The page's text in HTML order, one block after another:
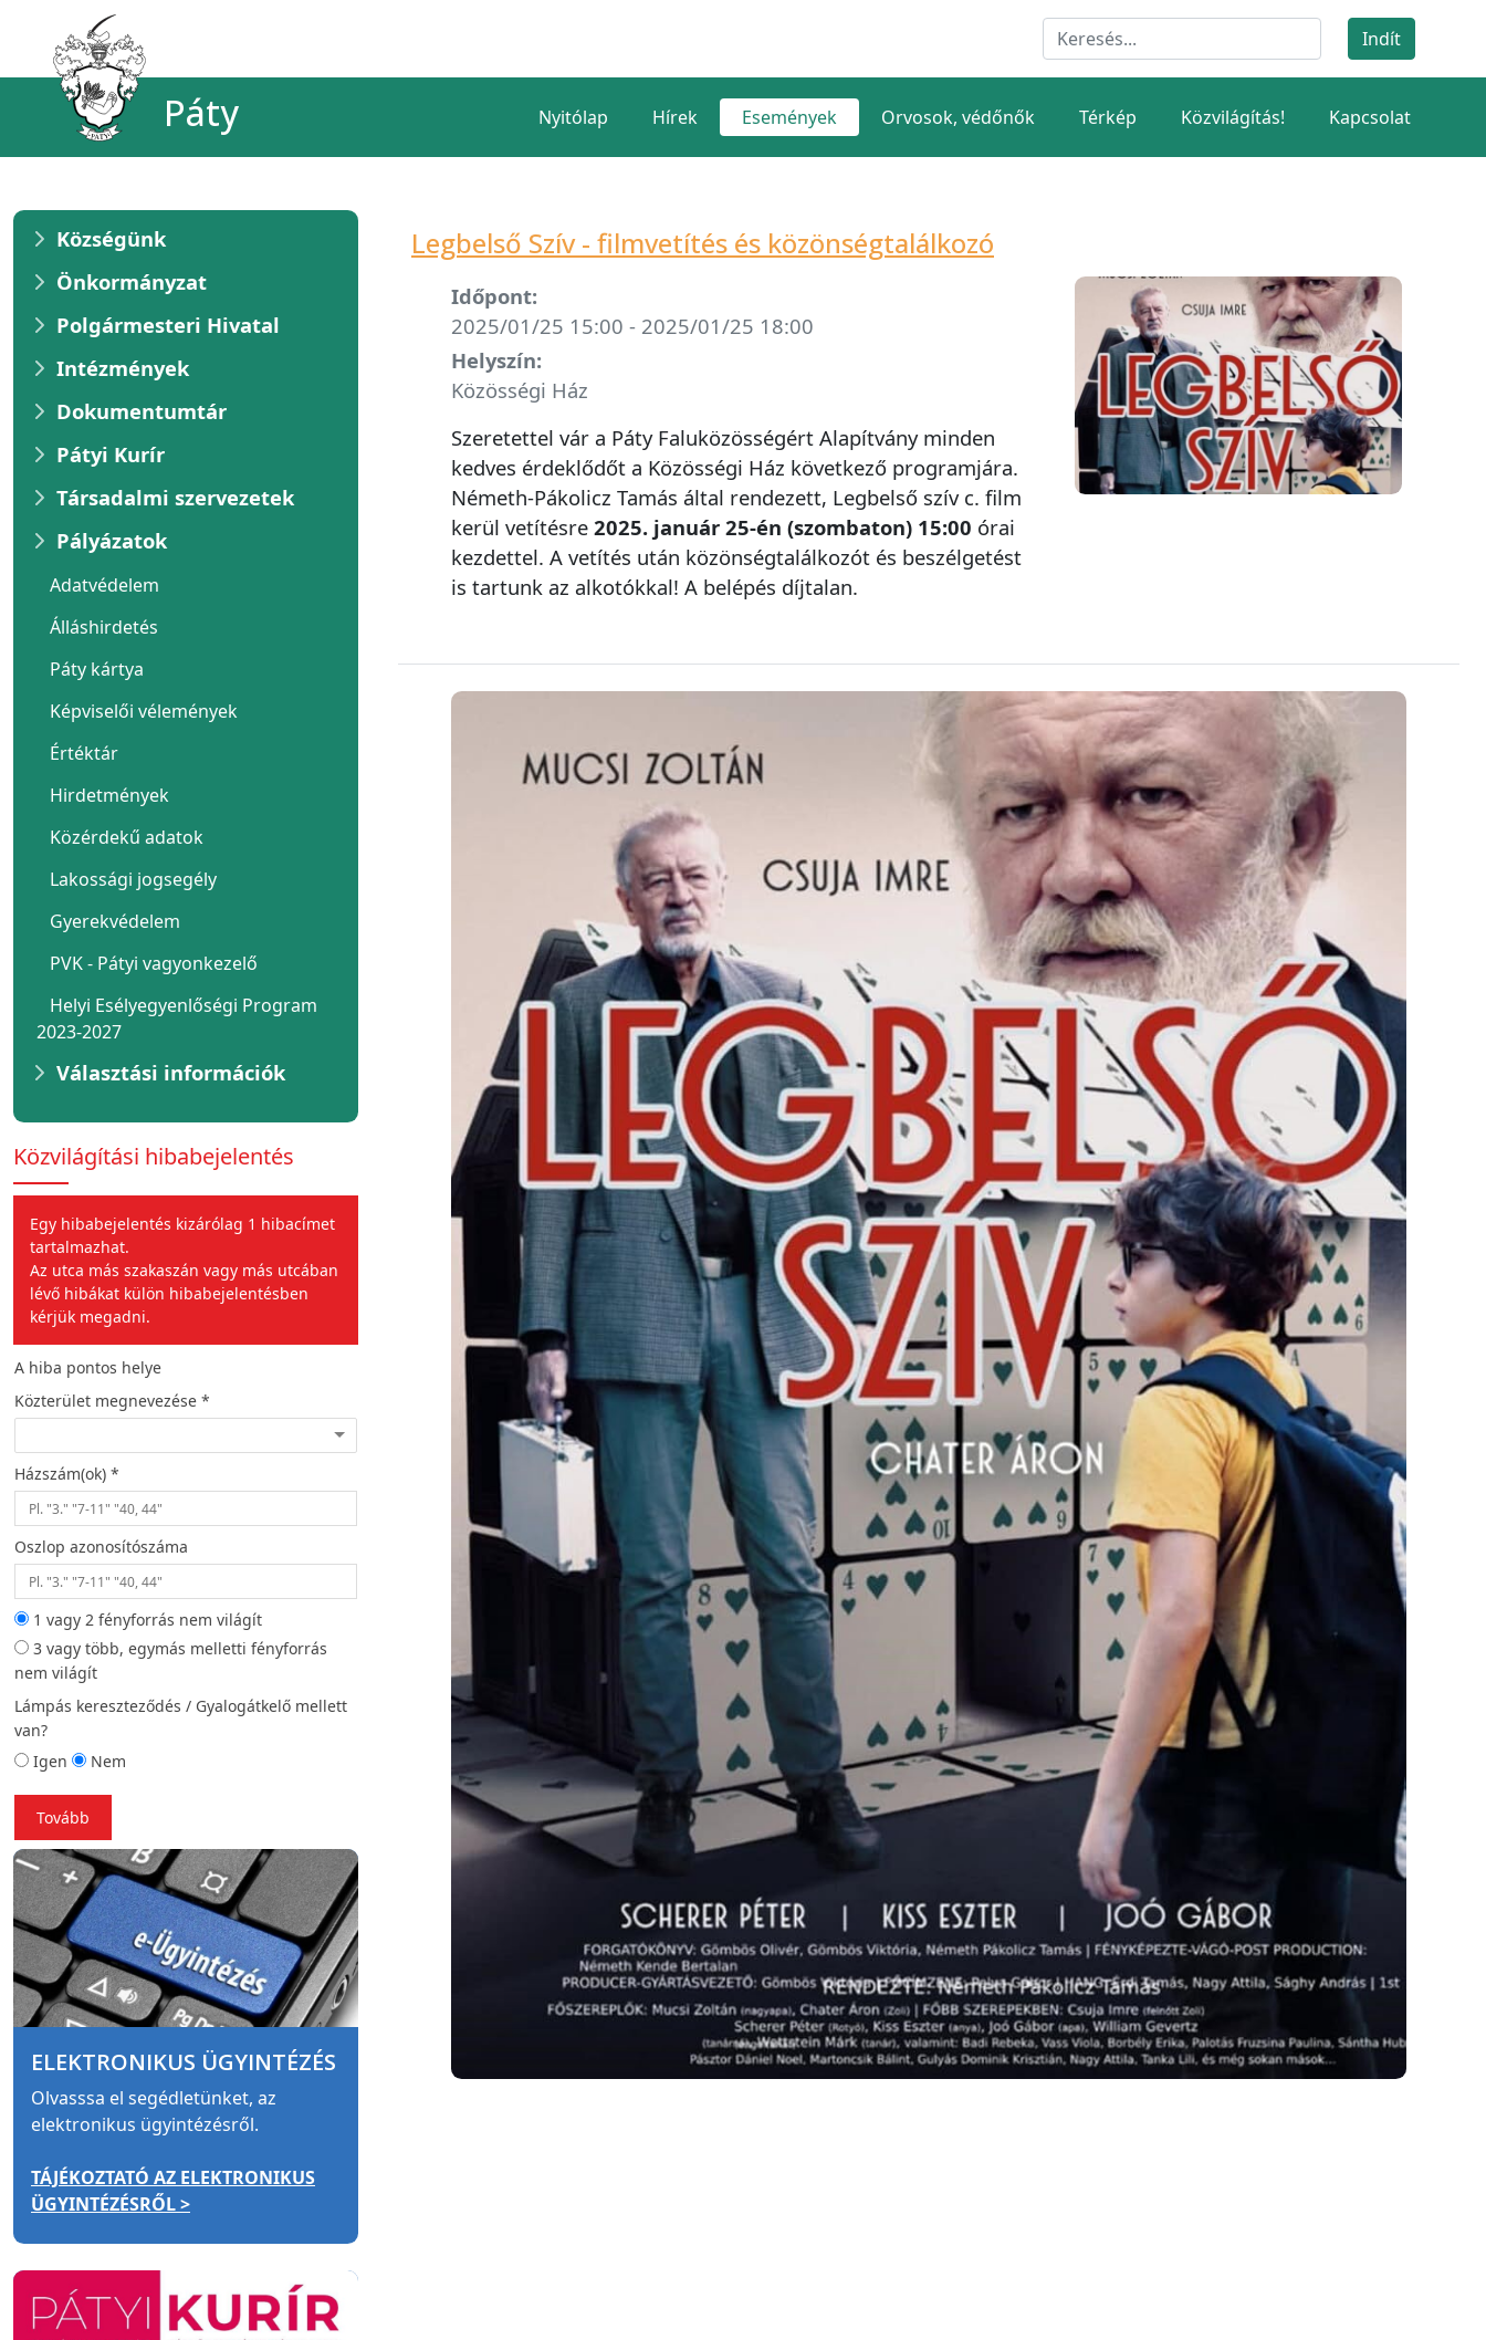
Páty Nyitólap Hírek Események Orvosok, védőnők Térkép Közvilágítás! Kapcsolat
Községünk
Önkormányzat
Polgármesteri Hivatal
Intézmények
Dokumentumtár
Pátyi Kurír
Társadalmi szervezetek
Pályázatok
Adatvédelem
Álláshirdetés
Páty kártya
Képviselői vélemények
Értéktár
Hirdetmények
Közérdekű adatok
Lakossági jogsegély
Gyerekvédelem
PVK - Pátyi vagyonkezelő
Helyi Esélyegyenlőségi Program
2023-2027
Választási információk
Közvilágítási hibabejelentés
Egy hibabejelentés kizárólag 1 hibacímet
tartalmazhat.
Az utca más szakaszán vagy más utcában
lévő hibákat külön hibabejelentésben
kérjük megadni.
A hiba pontos helye
Közterület megnevezése *
Házszám(ok) *
Oszlop azonosítószáma
1 vagy 2 fényforrás nem világít
3 vagy több, egymás melletti fényforrás
nem világít
Lámpás kereszteződés / Gyalogátkelő mellett
van?
Igen
Nem
Tovább
Helyszíni fotó (opcionális):
Bejelentő adatai
Bejelentő neve *
Email cím -a visszaigazoláshoz*
Telefonszám -hibacím esetleges pontosításához
Vissza Küldés
Fogadtuk hibabejelentését
Köszönjük, hogy bejelentésével is segíti a gyors
hibaelhárítást.
Tájékoztatjuk, hogy a 14:00 után bejelentett hibák
adatait a következő munkanapon tudjuk a
szerelőinknek továbbítani.
Új bejelentés
ELEKTRONIKUS ÜGYINTÉZÉS
Olvasssa el segédletünket, az
elektronikus ügyintézésről.
TÁJÉKOZTATÓ AZ ELEKTRONIKUS
ÜGYINTÉZÉSRŐL >
Legbelső Szív - filmvetítés és közönségtalálkozó
Időpont:
2025/01/25 15:00 - 2025/01/25 18:00
Helyszín:
Közösségi Ház
Szeretettel vár a Páty Faluközösségért Alapítvány minden
kedves érdeklődőt a Közösségi Ház következő programjára.
Németh-Pákolicz Tamás által rendezett, Legbelső szív c. film
kerül vetítésre2025. január 25-én (szombaton) 15:00 órai
kezdettel. A vetítés után közönségtalálkozót és beszélgetést
is tartunk az alkotókkal! A belépés díjtalan.